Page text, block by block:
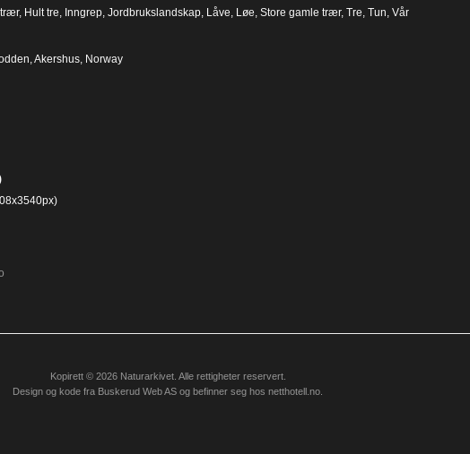
, Hult tre Inngrep, Jordbrukslandskap, Låve Løe Store gamle trær, Tre Tun Vår
Akershus, Norway
Kopirett © 2026 Naturarkivet. Alle rettigheter reservert.
Design og kode fra Buskerud Web AS og befinner seg hos netthotell.no